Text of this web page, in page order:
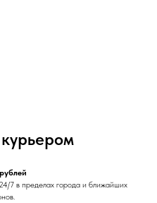
7 в пределах города и ближайших